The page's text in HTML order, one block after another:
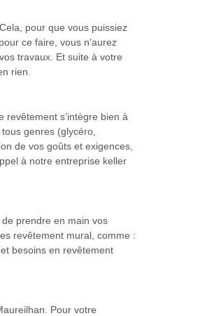
pour que vous puissiez
ce faire, vous n’aurez
travaux. Et suite à votre
rien.
s’intègre bien à
genres (glycéro,
de vos goûts et exigences,
à notre entreprise keller
prendre en main vos
revêtement mural, comme :
besoins en revêtement
Pour votre